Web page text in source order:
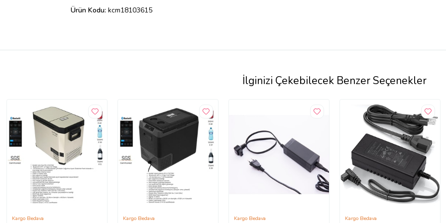
Ürün Kodu: kcm18103615
İlginizi Çekebilecek Benzer Seçenekler
Kargo Bedava Kargo Bedava Kargo Bedava Kargo Bedava